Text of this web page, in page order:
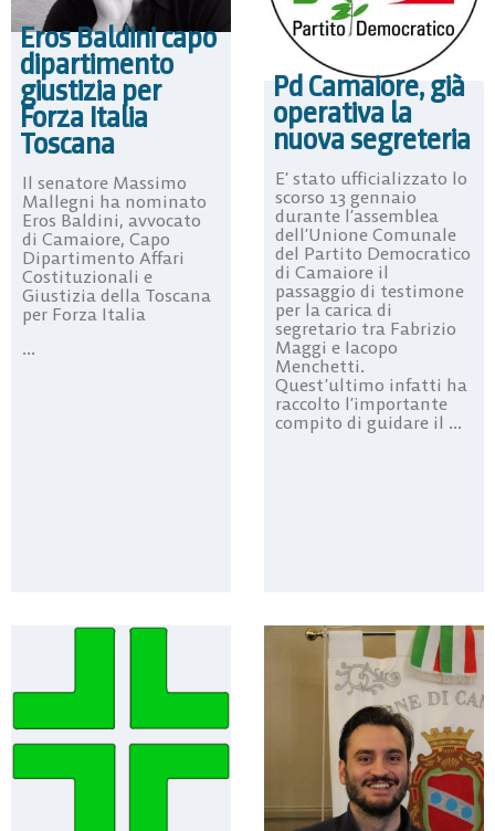
Eros Baldini capo
dipartimento
giustizia per
Forza Italia
Toscana
Il senatore Massimo
Mallegni ha nominato
Eros Baldini, avvocato
di Camaiore, Capo
Dipartimento Affari
Costituzionali e
Giustizia della Toscana
per Forza Italia
...
Pd Camaiore, già
operativa la
nuova segreteria
E’ stato ufficializzato lo
scorso 13 gennaio
durante l’assemblea
dell’Unione Comunale
del Partito Democratico
di Camaiore il
passaggio di testimone
per la carica di
segretario tra Fabrizio
Maggi e Iacopo
Menchetti.
Quest’ultimo infatti ha
raccolto l’importante
compito di guidare il ...